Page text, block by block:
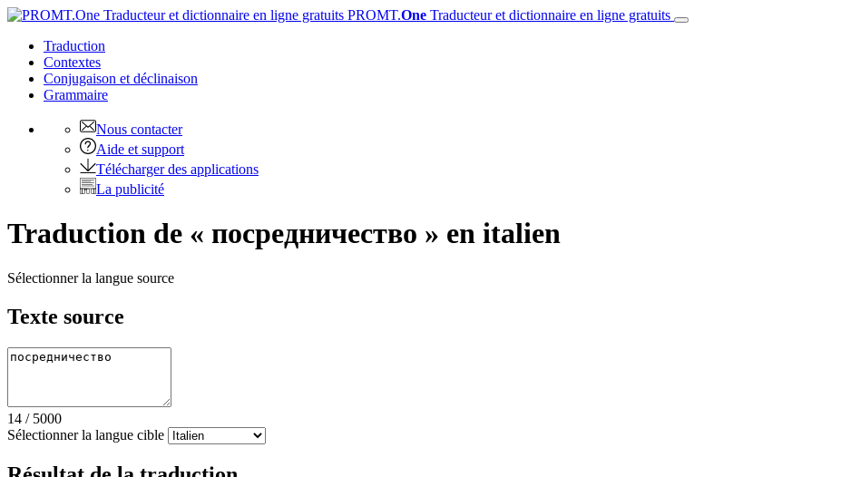
PROMT.One Traducteur et dictionnaire en ligne gratuits
Traduction
Contextes
Conjugaison et déclinaison
Grammaire
Nous contacter
Aide et support
Télécharger des applications
La publicité
Traduction de « посредничество » en italien
Sélectionner la langue source
Texte source
14 / 5000
Sélectionner la langue cible